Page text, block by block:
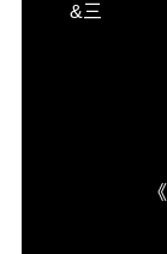
&三